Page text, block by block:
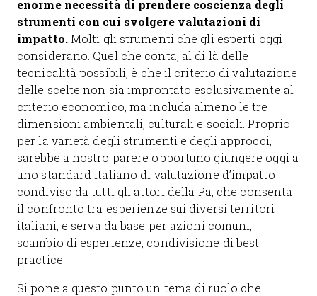
enorme necessità di prendere coscienza degli
strumenti con cui svolgere valutazioni di
impatto.Molti gli strumenti che gli esperti oggi
considerano. Quel che conta, al di là delle
tecnicalità possibili, è che il criterio di valutazione
delle scelte non sia improntato esclusivamente al
criterio economico, ma includa almeno le tre
dimensioni ambientali, culturali e sociali. Proprio
per la varietà degli strumenti e degli approcci,
sarebbe a nostro parere opportuno giungere oggi a
uno standard italiano di valutazione d’impatto
condiviso da tutti gli attori della Pa, che consenta
il confronto tra esperienze sui diversi territori
italiani, e serva da base per azioni comuni,
scambio di esperienze, condivisione di best
practice.
Si pone a questo punto un tema di ruolo che